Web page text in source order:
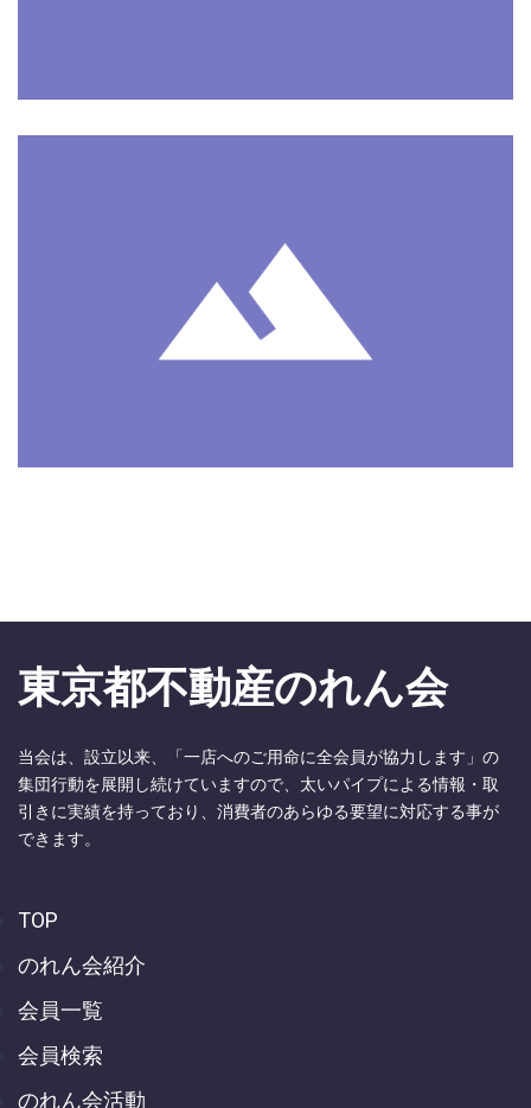
東京都不動産のれん会
当会は、設立以来、「一店へのご用命に全会員が協力します」の
集団行動を展開し続けていますので、太いパイプによる情報・取
引きに実績を持っており、消費者のあらゆる要望に対応する事が
できます。
TOP
のれん会紹介
会員一覧
会員検索
のれん会活動